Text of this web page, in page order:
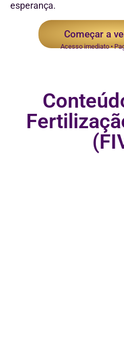
esperança.
Começar a
Acesso imediato •